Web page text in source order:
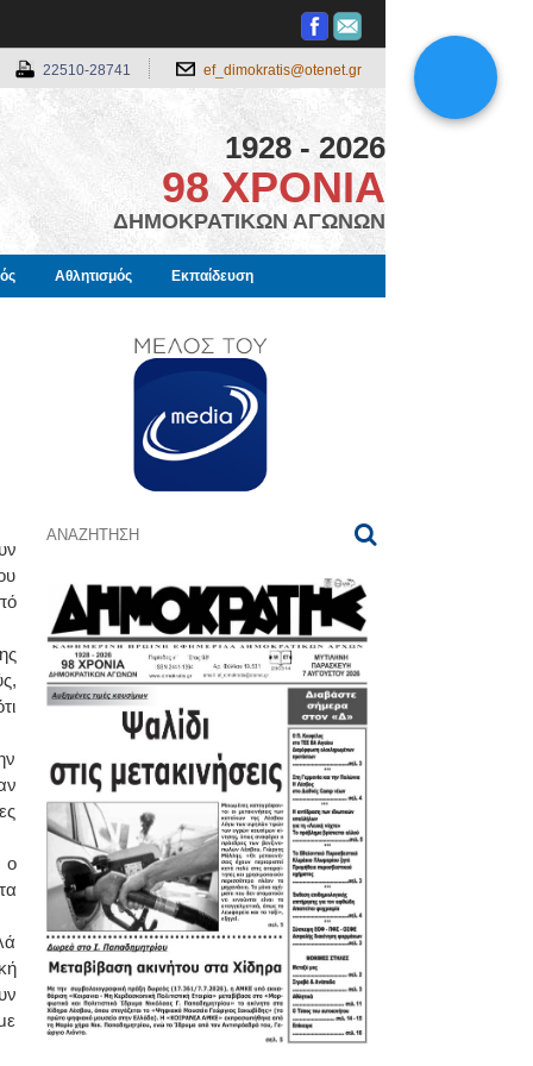
22510-28741 ef_dimokratis@otenet.gr
1928 - 2026
98 ΧΡΟΝΙΑ
ΔΗΜΟΚΡΑΤΙΚΩΝ ΑΓΩΝΩΝ
Αθλητισμός Εκπαίδευση
ο